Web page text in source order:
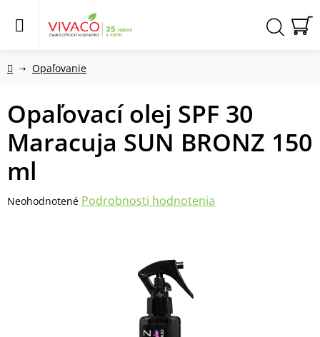
DomovOpaľovanie
Opaľovací olej SPF 30
Maracuja SUN BRONZ 150
ml
Priemerné
Neohodnotené Podrobnosti hodnotenia